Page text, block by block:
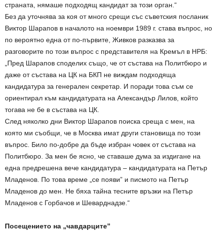
страната, нямаше подходящ кандидат за този орган.“
Без да уточнява за коя от много срещи със съветския посланик
Виктор Шарапов в началото на ноември 1989 г. става въпрос, но
по вероятно една от по-първите, Живков разказва за
разговорите по този въпрос с представителя на Кремъл в НРБ:
„Пред Шарапов споделих също, че от състава на Политбюро и
даже от състава на ЦК на БКП не виждам подходяща
кандидатура за генерален секретар. И поради това съм се
ориентирал към кандидатурата на Александър Лилов, който
тогава не бе в състава на ЦК.
След няколко дни Виктор Шарапов поиска среща с мен, на
която ми съобщи, че в Москва имат други становища по този
въпрос. Било по-добре да бъде избран човек от състава на
Политбюро. За мен бе ясно, че ставаше дума за издигане на
една предрешена вече кандидатура – кандидатурата на Петър
Младенов. По това време „се появи” и писмото на Петър
Младенов до мен. Не бяха тайна тесните връзки на Петър
Младенов с Горбачов и Шеварднадзе.“
Посещението на „чавдарците”